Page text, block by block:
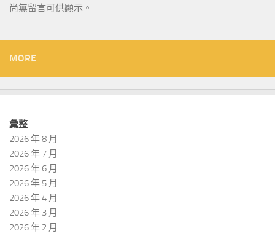
尚無留言可供顯示。
MORE
彙整
2026 年 8 月
2026 年 7 月
2026 年 6 月
2026 年 5 月
2026 年 4 月
2026 年 3 月
2026 年 2 月